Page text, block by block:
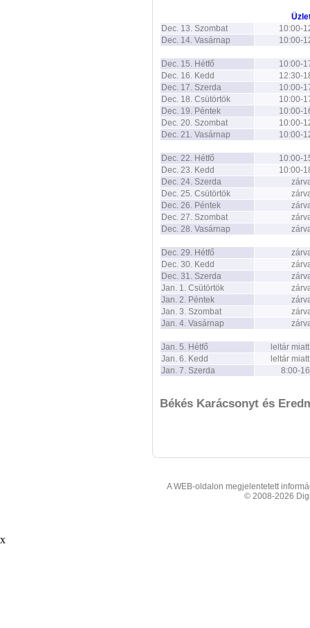
Dec. 13. Szombat
10:00-
Dec. 14. Vasárnap
10:00-
Dec. 15. Hétfő
10:00-
Dec. 16. Kedd
12:30-
Dec. 17. Szerda
10:00-
Dec. 18. Csütörtök
10:00-
Dec. 19. Péntek
10:00-
Dec. 20. Szombat
10:00-
Dec. 21. Vasárnap
10:00-
Dec. 22. Hétfő
10:00-
Dec. 23. Kedd
10:00-
Dec. 24. Szerda
Dec. 25. Csütörtök
Dec. 26. Péntek
Dec. 27. Szombat
Dec. 28. Vasárnap
Dec. 29. Hétfő
Dec. 30. Kedd
Dec. 31. Szerda
Jan. 1. Csütörtök
Jan. 2. Péntek
Jan. 3. Szombat
Jan. 4. Vasárnap
Jan. 5. Hétfő
leltár
Jan. 6. Kedd
leltár
Jan. 7. Szerda
8:00-
Békés Karácsonyt és
A WEB-oldalon megjelentetett
© 2008-2026
x